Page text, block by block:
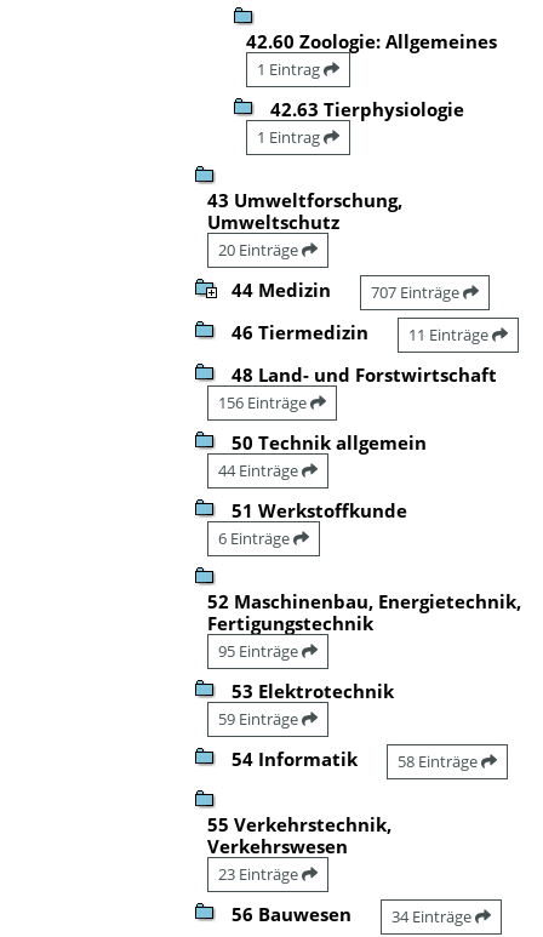
42.60 Zoologie: Allgemeines
1 Eintrag
42.63 Tierphysiologie
1 Eintrag
43 Umweltforschung,
Umweltschutz
20 Einträge
44 Medizin 707 Einträge
46 Tiermedizin 11 Einträge
48 Land- und Forstwirtschaft
156 Einträge
50 Technik allgemein
44 Einträge
51 Werkstoffkunde
6 Einträge
52 Maschinenbau, Energietechnik,
Fertigungstechnik
95 Einträge
53 Elektrotechnik
59 Einträge
54 Informatik 58 Einträge
55 Verkehrstechnik,
Verkehrswesen
23 Einträge
56 Bauwesen 34 Einträge